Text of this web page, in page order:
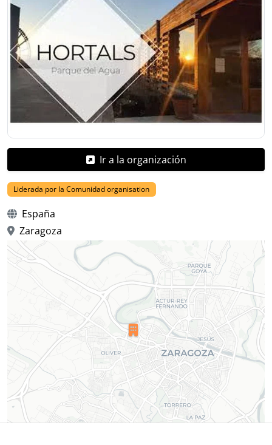
Ir a la organización
Liderada por la Comunidad organisation
España
Zaragoza